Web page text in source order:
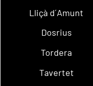
Lliçà d´Amunt
Dosrius
Tordera
Tavertet